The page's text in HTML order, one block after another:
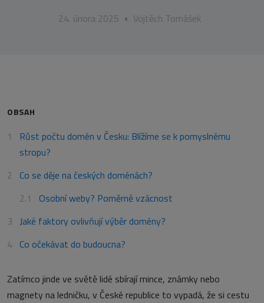
24. února 2025 • Vojtěch Tomášek
OBSAH
Růst počtu domén v Česku: Blížíme se k pomyslnému
stropu?
Co se děje na českých doménách?
Osobní weby? Poměrně vzácnost
Jaké faktory ovlivňují výběr domény?
Co očekávat do budoucna?
Zatímco jinde ve světě lidé sbírají mince, známky nebo
magnety na ledničku, v České republice to vypadá, že si cestu